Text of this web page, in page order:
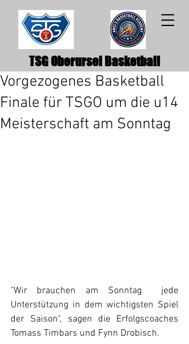
TSG Oberursel Basketball
Vorgezogenes Basketball
Finale für TSGO um die u14
Meisterschaft am Sonntag
"Wir brauchen am Sonntag  jede
Unterstützung in dem wichtigsten Spiel
der Saison", sagen die Erfolgscoaches
Tomass Timbars und Fynn Drobisch.